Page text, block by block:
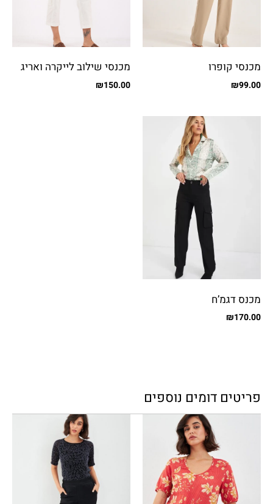
מכנסי קופרו
₪99.00
מכנסי שילוב לייקרה ואריג
עם כיסים
₪150.00
מכנס דגמ’ח
₪170.00
פריטים דומים נוספים